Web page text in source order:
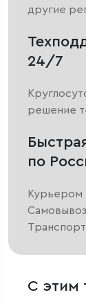
другие
24/7
решение
по
Курьером
С этим